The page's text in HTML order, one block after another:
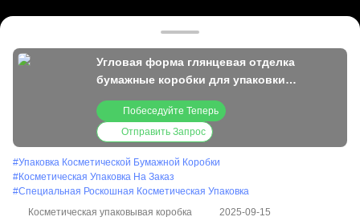
Угловая форма глянцевая отделка
бумажные коробки для упаковки
продуктов
Побеседуйте Теперь
Отправить Запрос
#Упаковка Косметической Бумажной Коробки
#Косметическая Упаковка На Заказ
#Специальная Роскошная Косметическая Упаковка
Косметическая упаковывая коробка
2025-09-15